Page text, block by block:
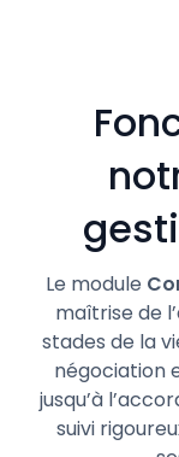
Le module
maîtrise de
stades de la
négociation
jusqu’à
suivi